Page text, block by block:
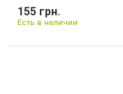
155 грн.
Есть в наличии